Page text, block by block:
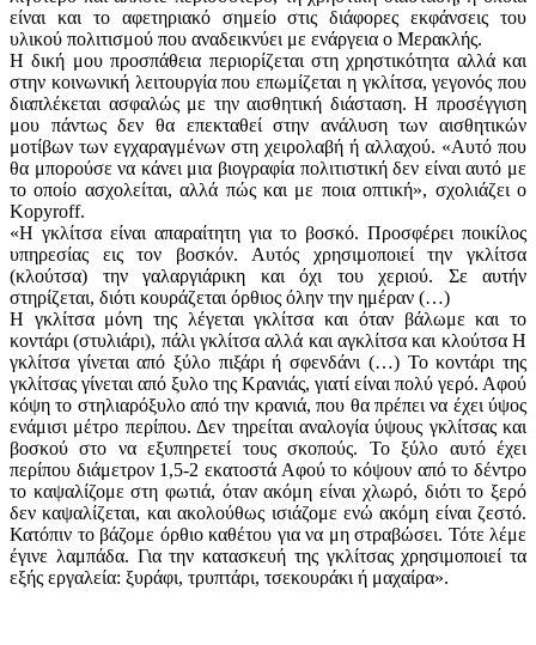
είναι και το αφετηριακό σημείο στις διάφορες εκφάνσεις του
υλικού πολιτισμού που αναδεικνύει με ενάργεια ο Μερακλής.
Η δική μου προσπάθεια περιορίζεται στη χρηστικότητα αλλά και
στην κοινωνική λειτουργία που επωμίζεται η γκλίτσα, γεγονός που
διαπλέκεται ασφαλώς με την αισθητική διάσταση. Η προσέγγιση
μου πάντως δεν θα επεκταθεί στην ανάλυση των αισθητικών
μοτίβων των εγχαραγμένων στη χειρολαβή ή αλλαχού. «Αυτό που
θα μπορούσε να κάνει μια βιογραφία πολιτιστική δεν είναι αυτό με
το οποίο ασχολείται, αλλά πώς και με ποια οπτική», σχολιάζει ο
Kopyroff.
«Η γκλίτσα είναι απαραίτητη για το βοσκό. Προσφέρει ποικίλος
υπηρεσίας εις τον βοσκόν. Αυτός χρησιμοποιεί την γκλίτσα
(κλούτσα) την γαλαργιάρικη και όχι του χεριού. Σε αυτήν
στηρίζεται, διότι κουράζεται όρθιος όλην την ημέραν (…)
Η γκλίτσα μόνη της λέγεται γκλίτσα και όταν βάλωμε και το
κοντάρι (στυλιάρι), πάλι γκλίτσα αλλά και αγκλίτσα και κλούτσα Η
γκλίτσα γίνεται από ξύλο πιξάρι ή σφενδάνι (…) Το κοντάρι της
γκλίτσας γίνεται από ξυλο της Κρανιάς, γιατί είναι πολύ γερό. Αφού
κόψη το στηλιαρόξυλο από την κρανιά, που θα πρέπει να έχει ύψος
ενάμισι μέτρο περίπου. Δεν τηρείται αναλογία ύψους γκλίτσας και
βοσκού στο να εξυπηρετεί τους σκοπούς. Το ξύλο αυτό έχει
περίπου διάμετρον 1,5-2 εκατοστά Αφού το κόψουν από το δέντρο
το καψαλίζομε στη φωτιά, όταν ακόμη είναι χλωρό, διότι το ξερό
δεν καψαλίζεται, και ακολούθως ισιάζομε ενώ ακόμη είναι ζεστό.
Κατόπιν το βάζομε όρθιο καθέτου για να μη στραβώσει. Τότε λέμε
έγινε λαμπάδα. Για την κατασκευή της γκλίτσας χρησιμοποιεί τα
εξής εργαλεία: ξυράφι, τρυπτάρι, τσεκουράκι ή μαχαίρα».